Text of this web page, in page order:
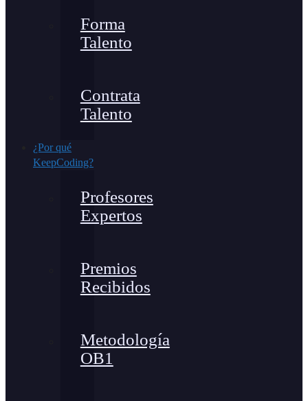
Forma
Talento
Contrata
Talento
¿Por qué
KeepCoding?
Profesores
Expertos
Premios
Recibidos
Metodología
OB1